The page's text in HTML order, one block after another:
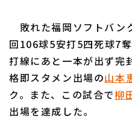
敗れた福岡ソフトバン
回106球5安打5四死球7
打線にあと一本が出ず完
格即スタメン出場の山本
ク。また、この試合で柳
出場を達成した。